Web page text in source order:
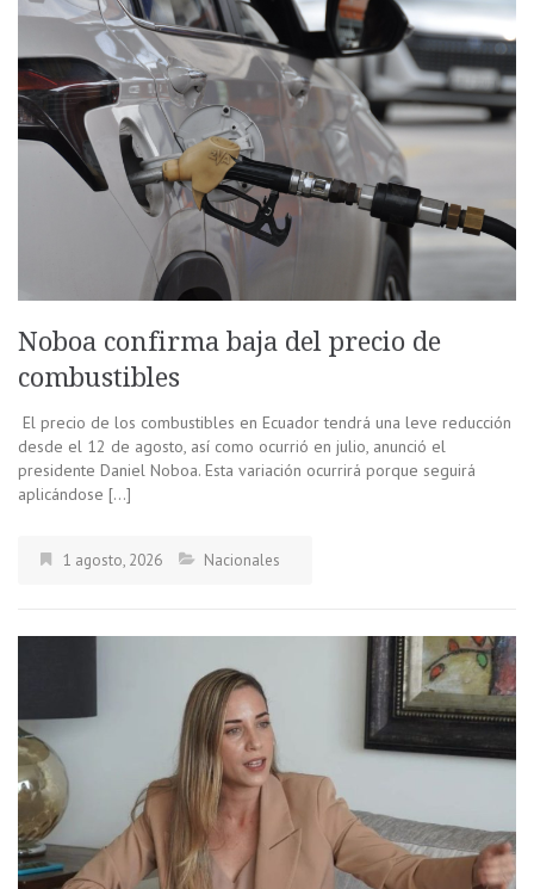
Noboa confirma baja del precio de
combustibles
El precio de los combustibles en Ecuador tendrá una leve reducción
desde el 12 de agosto, así como ocurrió en julio, anunció el
presidente Daniel Noboa. Esta variación ocurrirá porque seguirá
aplicándose […]
1 agosto, 2026 Nacionales